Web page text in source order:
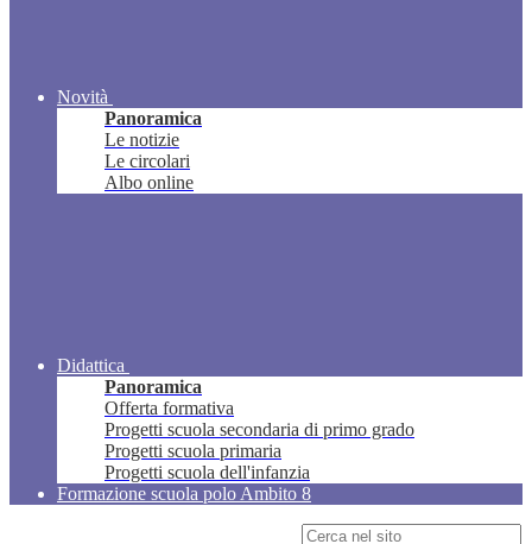
Novità
Panoramica
Le notizie
Le circolari
Albo online
Didattica
Panoramica
Offerta formativa
Progetti scuola secondaria di primo grado
Progetti scuola primaria
Progetti scuola dell'infanzia
Formazione scuola polo Ambito 8